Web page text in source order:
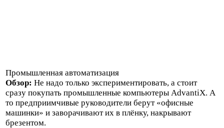
Промышленная автоматизация
Обзор: Не надо только экспериментировать, а стоит
сразу покупать промышленные компьютеры AdvantiX. А
то предприимчивые руководители берут «офисные
машинки» и заворачивают их в плёнку, накрывают
брезентом.